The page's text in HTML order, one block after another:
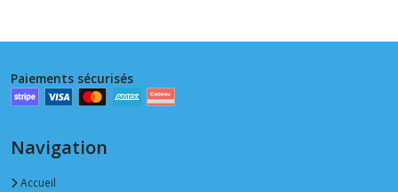
Paiements sécurisés
Navigation
Accueil